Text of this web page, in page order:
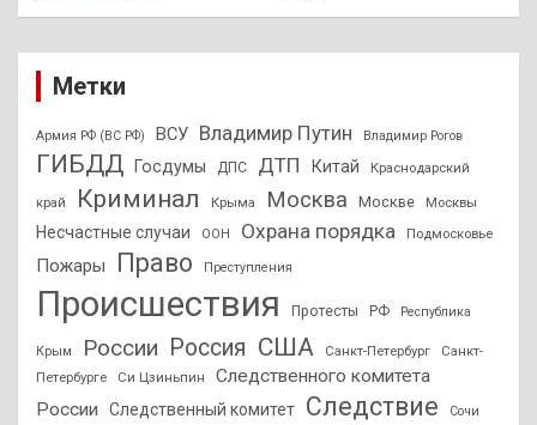
Метки
Армия РФ (ВС РФ) ВСУ Владимир Путин Владимир Рогов
ГИБДД Госдумы ДПС ДТП Китай Краснодарский
край Криминал Крыма Москва Москве Москвы
Несчастные случаи ООН Охрана порядка Подмосковье
Пожары Право Преступления
Происшествия Протесты РФ Республика
Крым России Россия США Санкт-Петербург
Санкт-
Петербурге
Си Цзиньпин
Следственного комитета
России
Следственный комитет Следствие Сочи